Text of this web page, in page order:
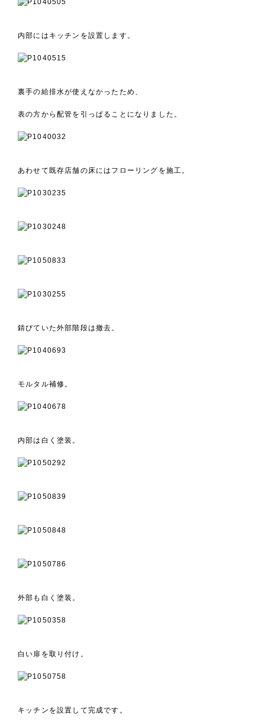
内部にはキッチンを設置します。
裏手の給排水が使えなかったため、
表の方から配管を引っぱることになりました。
あわせて既存店舗の床にはフローリングを施工。
錆びていた外部階段は撤去。
モルタル補修。
内部は白く塗装。
外部も白く塗装。
白い扉を取り付け。
キッチンを設置して完成です。